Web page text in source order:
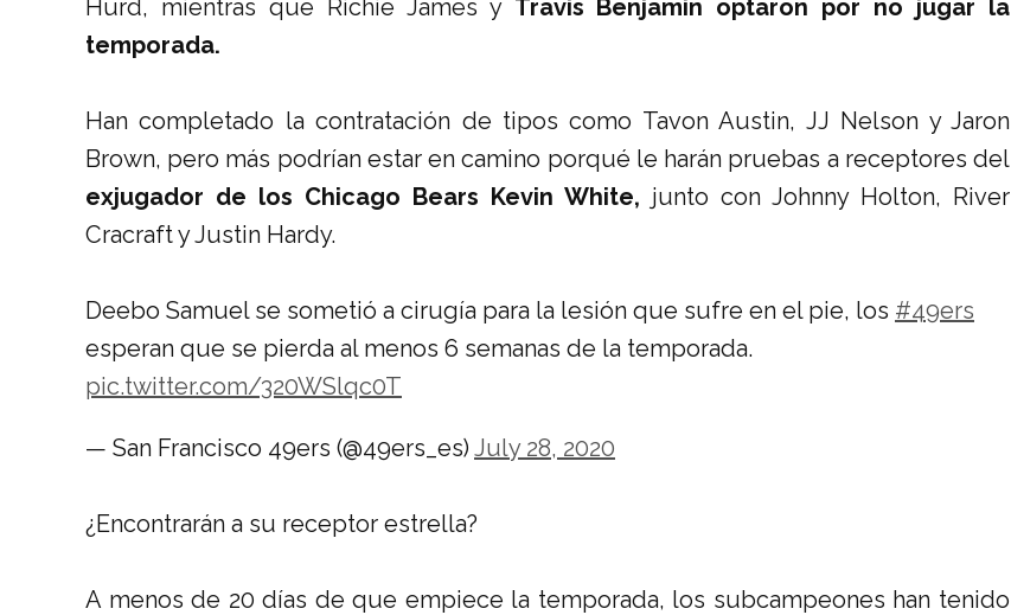
Hurd, mientras que Richie James y Travis Benjamin optaron por no jugar la
temporada.
Han completado la contratación de tipos como Tavon Austin, JJ Nelson y Jaron
Brown, pero más podrían estar en camino porqué le harán pruebas a receptores del
exjugador de los Chicago Bears Kevin White, junto con Johnny Holton, River
Cracraft y Justin Hardy.
Deebo Samuel se sometió a cirugía para la lesión que sufre en el pie, los #49ers
esperan que se pierda al menos 6 semanas de la temporada.
pic.twitter.com/320WSlqc0T
— San Francisco 49ers (@49ers_es) July 28, 2020
¿Encontrarán a su receptor estrella?
A menos de 20 días de que empiece la temporada, los subcampeones han tenido